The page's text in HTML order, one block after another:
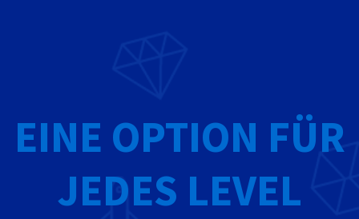
EINE OPTION FÜR
JEDES LEVEL